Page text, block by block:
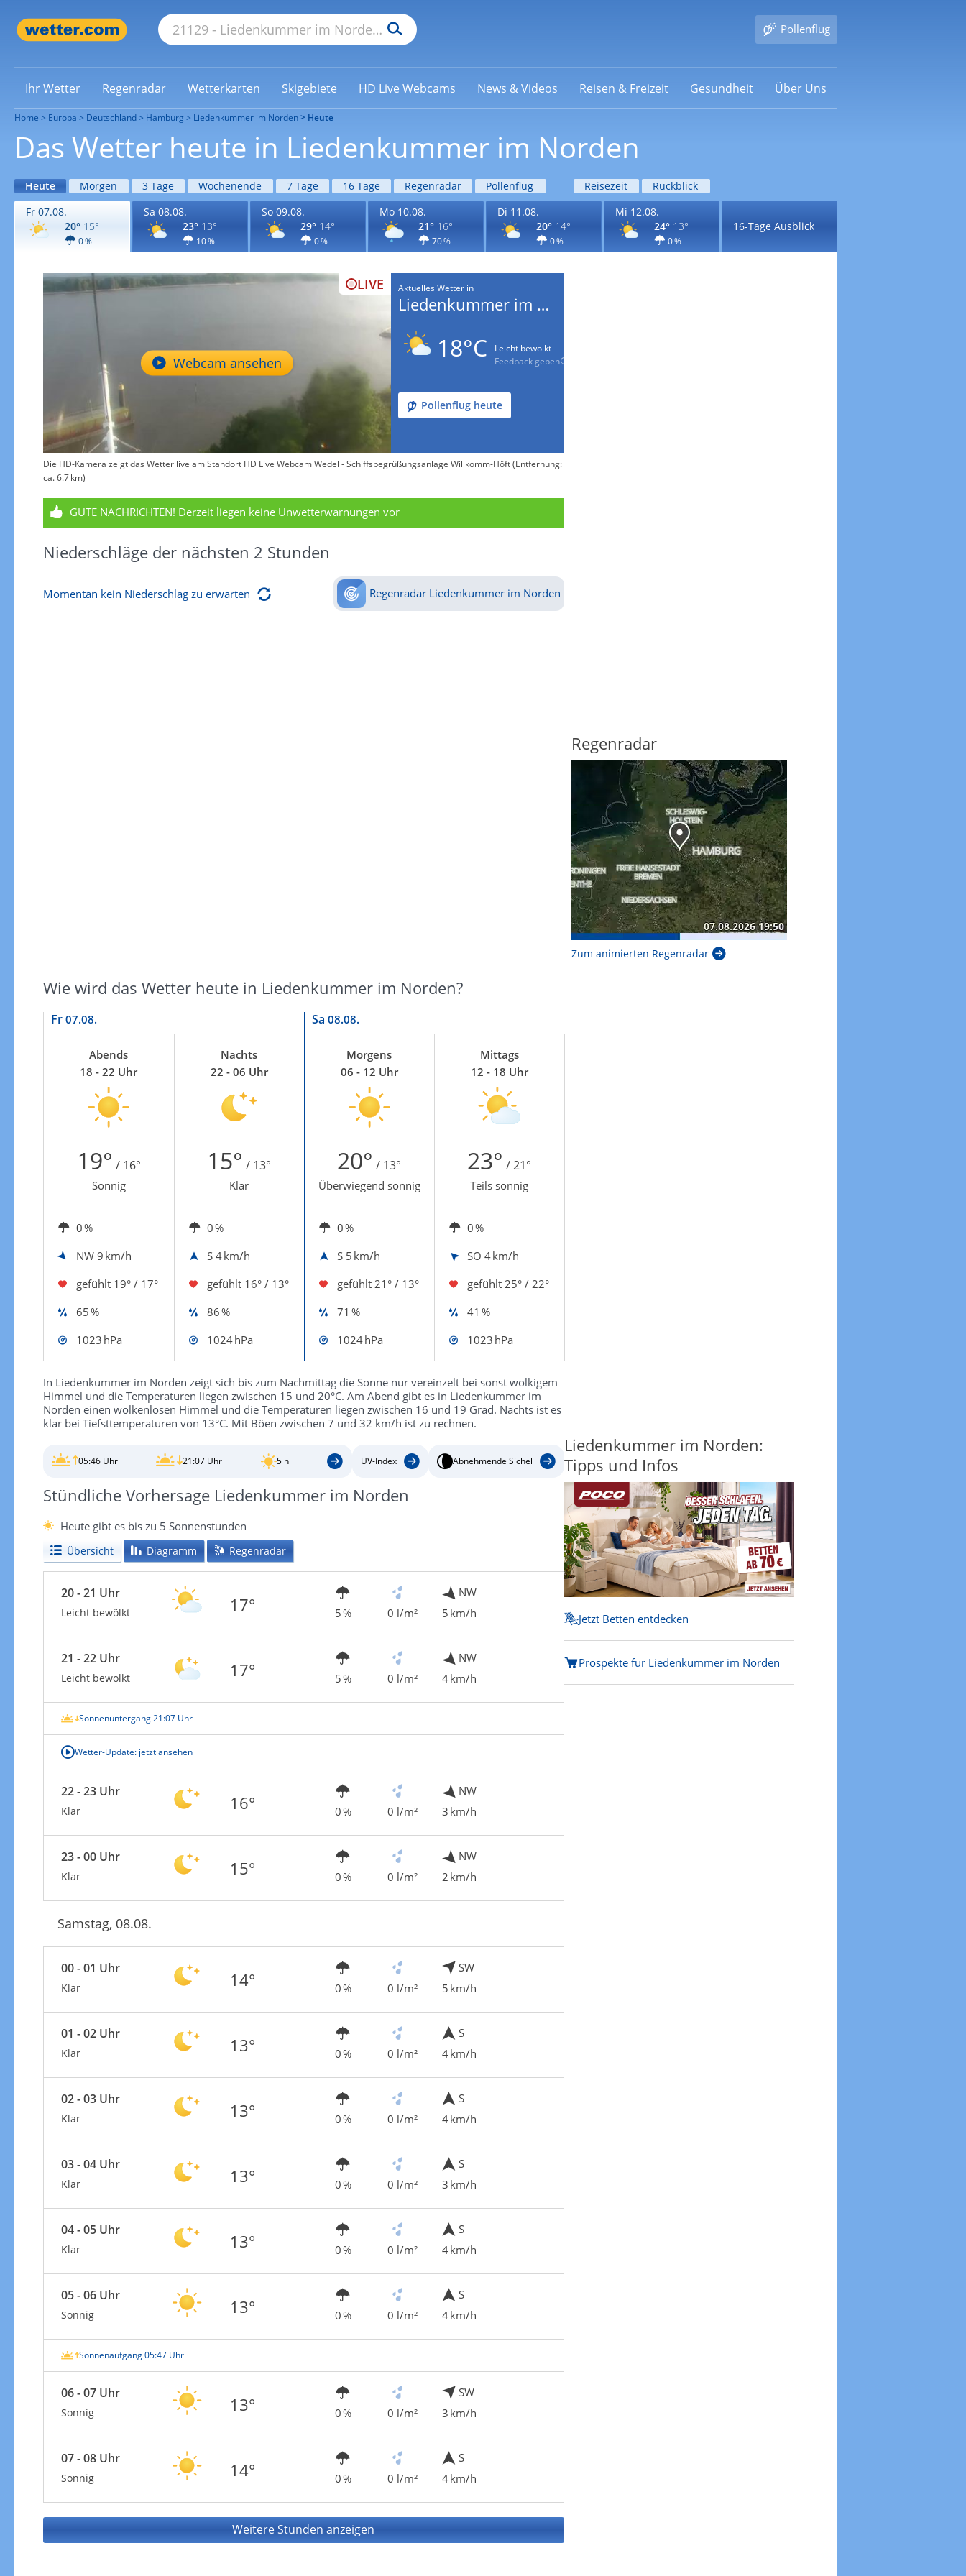
Pollenflug
Ihr Wetter Regenradar Wetterkarten Skigebiete HD Live Webcams News & Videos Reisen & Freizeit Gesundheit Über Uns
Home Europa Deutschland Hamburg Liedenkummer im Norden Heute
Das Wetter heute in Liedenkummer im Norden
Heute Morgen 3 Tage Wochenende 7 Tage 16 Tage Regenradar Pollenflug Reisezeit
Rückblick
Fr 07.08.
20° 15°
0 %
Sa 08.08.
23° 13°
10 %
So 09.08.
29° 14°
0 %
Mo 10.08.
21° 16°
70 %
Di 11.08.
20° 14°
0 %
Mi 12.08.
24° 13°
0 %
16-Tage Ausblick
LIVE
Webcam ansehen
Aktuelles Wetter in
Liedenkummer im Norden
18°C
Leicht bewölkt
Feedback geben
Pollenflug heute
Die HD-Kamera zeigt das Wetter live am Standort HD Live Webcam Wedel - Schiffsbegrüßungsanlage Willkomm-Höft (Entfernung:
ca. 6.7 km)
GUTE NACHRICHTEN! Derzeit liegen keine Unwetterwarnungen vor
Niederschläge der nächsten 2 Stunden
Momentan kein Niederschlag zu erwarten Regenradar Liedenkummer im Norden
Wie wird das Wetter heute in Liedenkummer im Norden?
Fr 07.08. Sa 08.08.
Abends
18 - 22 Uhr
Nachts
22 - 06 Uhr
Morgens
06 - 12 Uhr
Mittags
12 - 18 Uhr
19° / 16° 15° / 13° 20° / 13° 23° / 21°
Sonnig Klar Überwiegend sonnig Teils sonnig
0 % 0 % 0 %
0 %
NW 9 km/h S 4 km/h S 5 km/h SO 4 km/h
gefühlt 19° / 17° gefühlt 16° / 13° gefühlt 21° / 13° gefühlt 25° / 22°
65 %
86 % 71 %
41 %
1023 hPa
1024 hPa 1024 hPa 1023 hPa
In Liedenkummer im Norden zeigt sich bis zum Nachmittag die Sonne nur vereinzelt bei sonst wolkigem
Himmel und die Temperaturen liegen zwischen 15 und 20°C. Am Abend gibt es in Liedenkummer im
Norden einen wolkenlosen Himmel und die Temperaturen liegen zwischen 16 und 19 Grad. Nachts ist es
klar bei Tiefsttemperaturen von 13°C. Mit Böen zwischen 7 und 32 km/h ist zu rechnen.
05:46 Uhr 21:07 Uhr 5 h UV-Index Abnehmende Sichel
Stündliche Vorhersage Liedenkummer im Norden
Heute gibt es bis zu 5 Sonnenstunden
Übersicht Diagramm Regenradar
20 - 21 Uhr
Leicht bewölkt 17° 5 % 0 l/m²
NW
5 km/h
21 - 22 Uhr
Leicht bewölkt 17° 5 % 0 l/m²
NW
4 km/h
Sonnenuntergang 21:07 Uhr
Wetter-Update: jetzt ansehen
22 - 23 Uhr
Klar 16° 0 % 0 l/m²
NW
3 km/h
23 - 00 Uhr
Klar 15° 0 % 0 l/m²
NW
2 km/h
Samstag, 08.08.
00 - 01 Uhr
Klar 14° 0 % 0 l/m²
SW
5 km/h
01 - 02 Uhr
Klar 13° 0 % 0 l/m²
S
4 km/h
02 - 03 Uhr
Klar 13° 0 % 0 l/m²
S
4 km/h
03 - 04 Uhr
Klar 13° 0 % 0 l/m²
S
3 km/h
04 - 05 Uhr
Klar 13° 0 % 0 l/m²
S
4 km/h
05 - 06 Uhr
Sonnig 13° 0 % 0 l/m²
S
4 km/h
Sonnenaufgang 05:47 Uhr
06 - 07 Uhr
Sonnig 13° 0 % 0 l/m²
SW
3 km/h
07 - 08 Uhr
Sonnig 14° 0 % 0 l/m²
S
4 km/h
Weitere Stunden anzeigen
Regenradar
Zum animierten Regenradar
Liedenkummer im Norden:
Tipps und Infos
Jetzt Betten entdecken
Prospekte für Liedenkummer im Norden